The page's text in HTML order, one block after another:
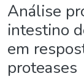
Análise
intestino
em
proteases